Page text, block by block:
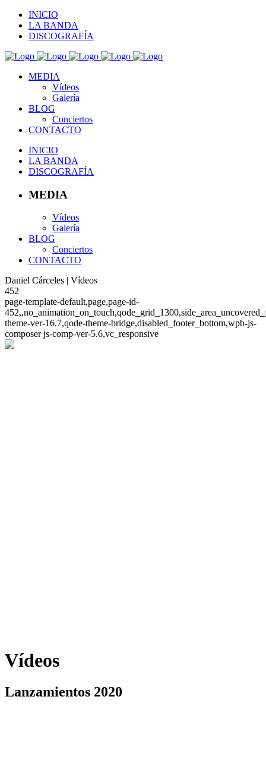
INICIO
LA BANDA
DISCOGRAFÍA
MEDIA
Vídeos
Galería
BLOG
Conciertos
CONTACTO
INICIO
LA BANDA
DISCOGRAFÍA
MEDIA
Vídeos
Galería
BLOG
Conciertos
CONTACTO
Daniel Cárceles | Vídeos
452
page-template-default,page,page-id-
theme-ver-16.7,qode-theme-bridge,disabled_footer_bottom,wpb-js-
composer js-comp-ver-5.6,vc_responsive
Vídeos
Lanzamientos 2020